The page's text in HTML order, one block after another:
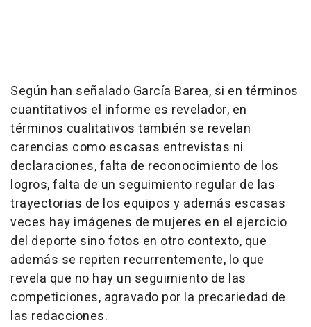
Según han señalado García Barea, si en términos
cuantitativos el informe es revelador, en
términos cualitativos también se revelan
carencias como escasas entrevistas ni
declaraciones, falta de reconocimiento de los
logros, falta de un seguimiento regular de las
trayectorias de los equipos y además escasas
veces hay imágenes de mujeres en el ejercicio
del deporte sino fotos en otro contexto, que
además se repiten recurrentemente, lo que
revela que no hay un seguimiento de las
competiciones, agravado por la precariedad de
las redacciones.